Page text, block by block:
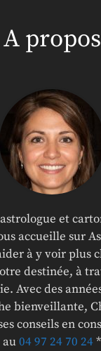
A propos
et
accueille sur
à y voir plus
destinée, à
Avec des
bienveillante,
conseils en
au04 97 24 70 24*